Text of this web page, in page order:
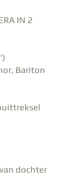
IN 2
Bariton
dochter